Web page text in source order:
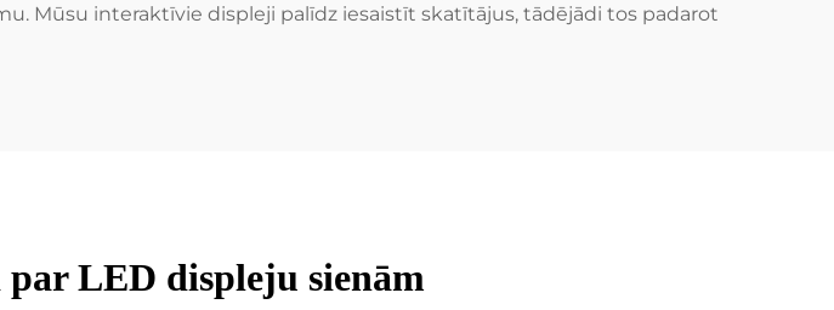
Mūsu interaktīvie displeji palīdz iesaistīt skatītājus, tādējādi tos padarot
LED displeju sienām